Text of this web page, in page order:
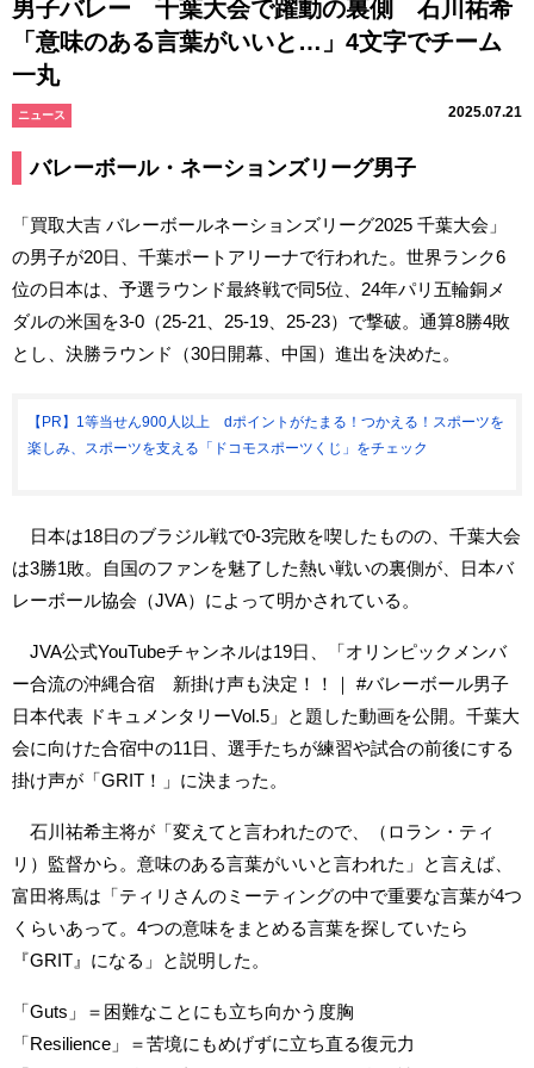
男子バレー 千葉大会で躍動の裏側 石川祐希
「意味のある言葉がいいと…」4文字でチーム
一丸
ニュース 2025.07.21
バレーボール・ネーションズリーグ男子
「買取大吉 バレーボールネーションズリーグ2025 千葉大会」
の男子が20日、千葉ポートアリーナで行われた。世界ランク6
位の日本は、予選ラウンド最終戦で同5位、24年パリ五輪銅メ
ダルの米国を3-0（25-21、25-19、25-23）で撃破。通算8勝4敗
とし、決勝ラウンド（30日開幕、中国）進出を決めた。
【PR】1等当せん900人以上 dポイントがたまる！つかえる！スポーツを
楽しみ、スポーツを支える「ドコモスポーツくじ」をチェック
日本は18日のブラジル戦で0-3完敗を喫したものの、千葉大会
は3勝1敗。自国のファンを魅了した熱い戦いの裏側が、日本バ
レーボール協会（JVA）によって明かされている。
JVA公式YouTubeチャンネルは19日、「オリンピックメンバ
ー合流の沖縄合宿 新掛け声も決定！！｜ #バレーボール男子
日本代表 ドキュメンタリーVol.5」と題した動画を公開。千葉大
会に向けた合宿中の11日、選手たちが練習や試合の前後にする
掛け声が「GRIT！」に決まった。
石川祐希主将が「変えてと言われたので、（ロラン・ティ
リ）監督から。意味のある言葉がいいと言われた」と言えば、
富田将馬は「ティリさんのミーティングの中で重要な言葉が4つ
くらいあって。4つの意味をまとめる言葉を探していたら
『GRIT』になる」と説明した。
「Guts」＝困難なことにも立ち向かう度胸
「Resilience」＝苦境にもめげずに立ち直る復元力